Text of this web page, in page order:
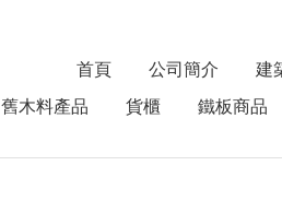
首頁 公司簡介 建
舊木料產品
貨櫃 鐵板商品